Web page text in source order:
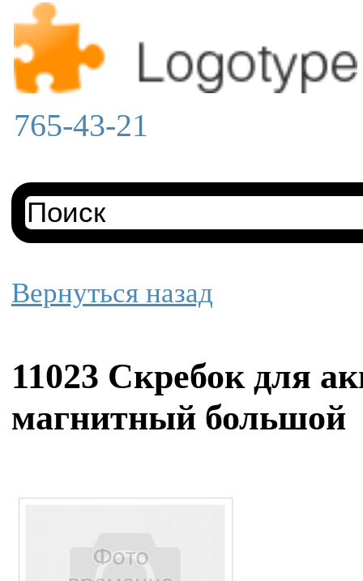
765-43-21
Вернуться назад
11023 Скребок для
магнитный большой